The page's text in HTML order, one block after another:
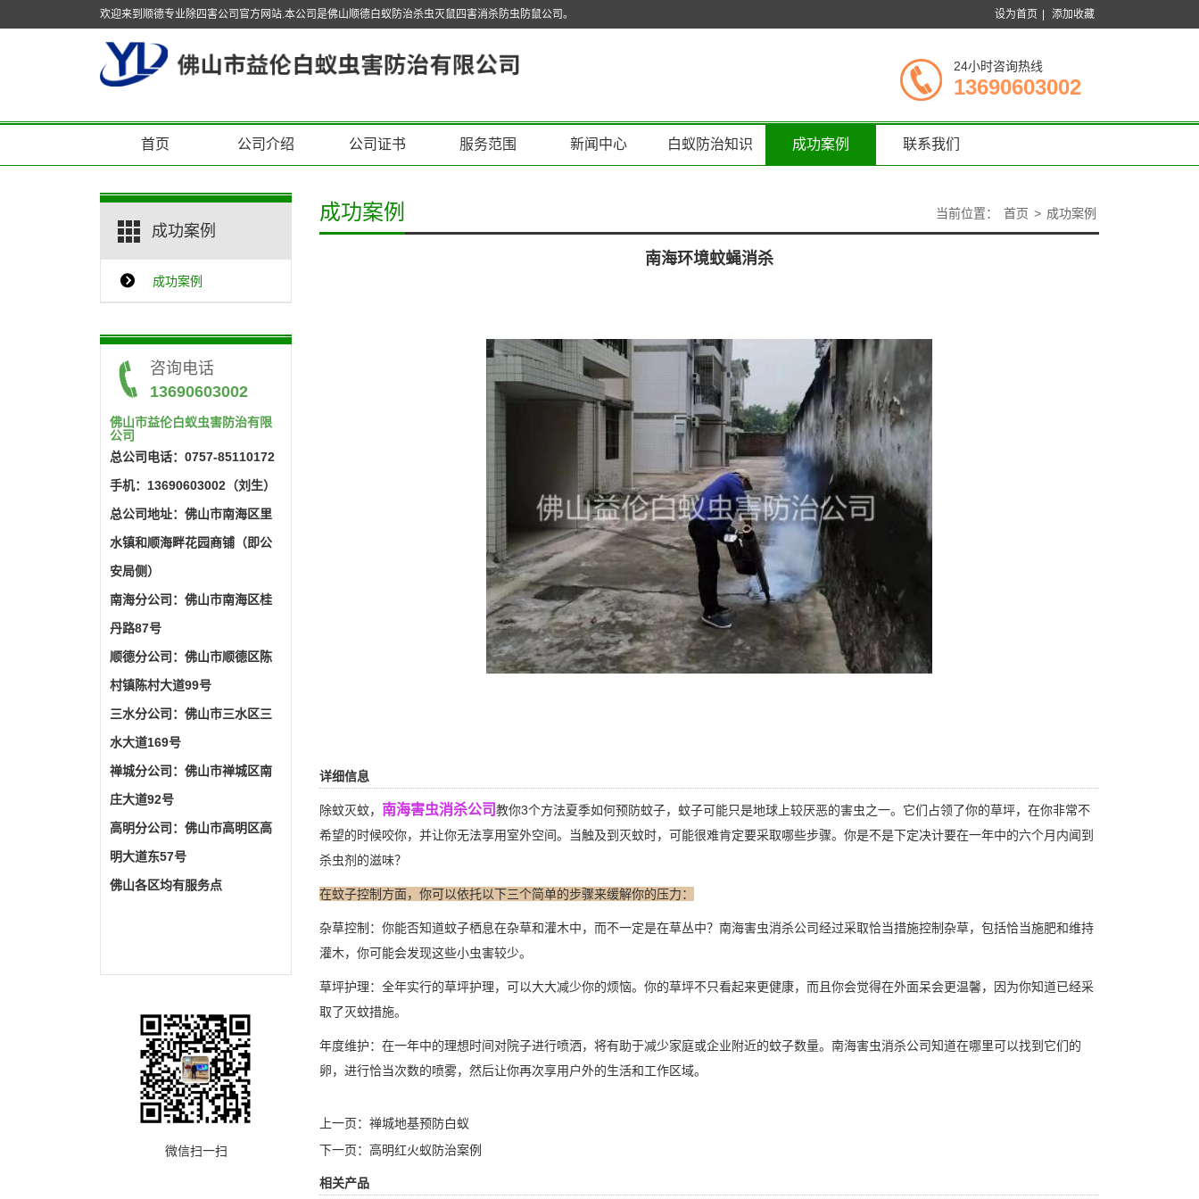
欢迎来到顺德专业除四害公司官方网站.本公司是佛山顺德白蚁防治杀虫灭鼠四害消杀防虫防鼠公司。 设为首页 添加收藏
24小时咨询热线
13690603002
首页 公司介绍 公司证书 服务范围 新闻中心 白蚁防治知识 成功案例 联系我们
成功案例
成功案例
咨询电话
13690603002
佛山市益伦白蚁虫害防治有限
公司
总公司电话：0757-85110172
手机：13690603002（刘生）
总公司地址：佛山市南海区里
水镇和顺海畔花园商铺（即公
安局侧）
南海分公司：佛山市南海区桂
丹路87号
顺德分公司：佛山市顺德区陈
村镇陈村大道99号
三水分公司：佛山市三水区三
水大道169号
禅城分公司：佛山市禅城区南
庄大道92号
高明分公司：佛山市高明区高
明大道东57号
佛山各区均有服务点
微信扫一扫
成功案例 当前位置： 首页 > 成功案例
南海环境蚊蝇消杀
详细信息
除蚊灭蚊， 南海害虫消杀公司教你3个方法夏季如何预防蚊子，蚊子可能只是地球上较厌恶的害虫之一。它们占领了你的草坪，在你非常不
希望的时候咬你，并让你无法享用室外空间。当触及到灭蚊时，可能很难肯定要采取哪些步骤。你是不是下定决计要在一年中的六个月内闻到
杀虫剂的滋味？
在蚊子控制方面，你可以依托以下三个简单的步骤来缓解你的压力：
杂草控制：你能否知道蚊子栖息在杂草和灌木中，而不一定是在草丛中？南海害虫消杀公司经过采取恰当措施控制杂草，包括恰当施肥和维持
灌木，你可能会发现这些小虫害较少。
草坪护理：全年实行的草坪护理，可以大大减少你的烦恼。你的草坪不只看起来更健康，而且你会觉得在外面呆会更温馨，因为你知道已经采
取了灭蚊措施。
年度维护：在一年中的理想时间对院子进行喷洒，将有助于减少家庭或企业附近的蚊子数量。南海害虫消杀公司知道在哪里可以找到它们的
卵，进行恰当次数的喷雾，然后让你再次享用户外的生活和工作区域。
上一页：禅城地基预防白蚁
下一页：高明红火蚁防治案例
相关产品